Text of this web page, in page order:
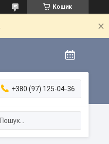
Кошик
+380 (97) 125-04-36